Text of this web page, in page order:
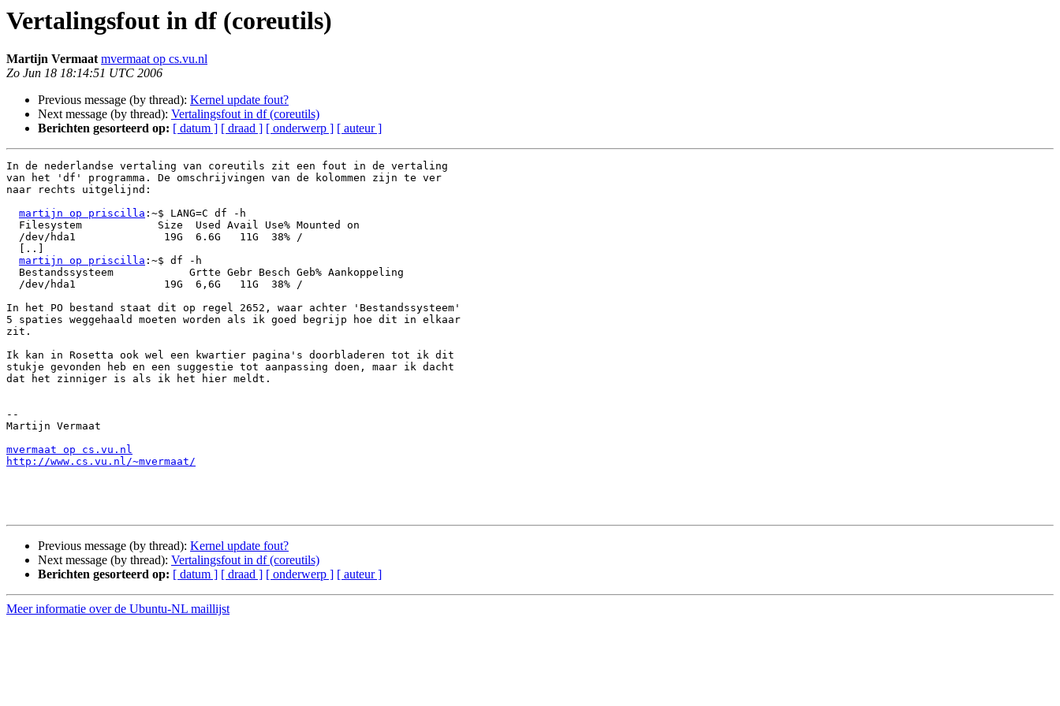
Vertalingsfout in df (coreutils)
Martijn Vermaat mvermaat op cs.vu.nl
Zo Jun 18 18:14:51 UTC 2006
Previous message (by thread): Kernel update fout?
Next message (by thread): Vertalingsfout in df (coreutils)
Berichten gesorteerd op: [ datum ] [ draad ] [ onderwerp ] [ auteur ]
In de nederlandse vertaling van coreutils zit een fout in de vertaling
van het 'df' programma. De omschrijvingen van de kolommen zijn te ver
naar rechts uitgelijnd:
martijn op priscilla :~$ LANG=C df -h
martijn op priscilla :~$ df -h
In het PO bestand staat dit op regel 2652, waar achter 'Bestandssysteem'
5 spaties weggehaald moeten worden als ik goed begrijp hoe dit in elkaar
zit.
Ik kan in Rosetta ook wel een kwartier pagina's doorbladeren tot ik dit
stukje gevonden heb en een suggestie tot aanpassing doen, maar ik dacht
dat het zinniger is als ik het hier meldt.
--
Martijn Vermaat
mvermaat op cs.vu.nl
http://www.cs.vu.nl/~mvermaat/
Previous message (by thread): Kernel update fout?
Next message (by thread): Vertalingsfout in df (coreutils)
Berichten gesorteerd op: [ datum ] [ draad ] [ onderwerp ] [ auteur ]
Meer informatie over de Ubuntu-NL maillijst